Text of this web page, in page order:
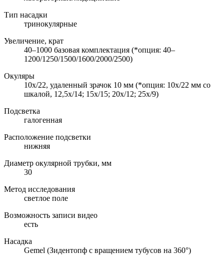
Тип насадки
тринокулярные
Увеличение, крат
40–1000 базовая комплектация (*опция: 40–
1200/1250/1500/1600/2000/2500)
Окуляры
10х/22, удаленный зрачок 10 мм (*опция: 10x/22 мм со
шкалой, 12,5x/14; 15х/15; 20х/12; 25х/9)
Подсветка
галогенная
Расположение подсветки
нижняя
Диаметр окулярной трубки, мм
30
Метод исследования
светлое поле
Возможность записи видео
есть
Насадка
Gemel (Зидентопф с вращением тубусов на 360°)